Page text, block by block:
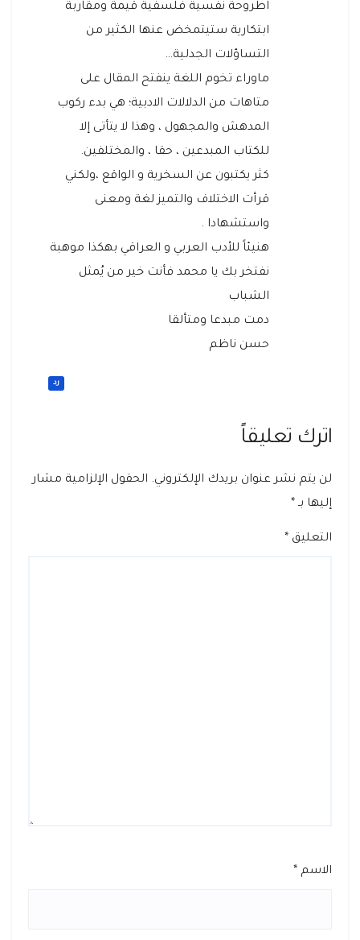
اطروحة نفسية فلسفية قيمة ومقاربة
ابتكارية ستيتمخض عنها الكثير من
التساؤلات الجدلية…
ماوراء تخوم اللغة ينفتح المقال على
متاهات من الدلالات الادبية؛ هي بدء ركوب
المدهش والمجهول ، وهذا لا يتأتى إلا
للكتاب المبدعين ، حقا ، والمختلفين.
كثر يكتبون عن السخرية و الواقع ،ولكني
قرأت الاختلاف والتميز لغة ومعنى
واستشهادا .
هنيئاً للأدب العربي و العراقي بهكذا موهبة
نفتخر بك يا محمد فأنت خير من يُمثل
الشباب
دمت مبدعا ومتألقا
حسن ناظم
رد
اترك تعليقاً
لن يتم نشر عنوان بريدك الإلكتروني. الحقول الإلزامية مشار
إليها بـ *
التعليق *
الاسم *